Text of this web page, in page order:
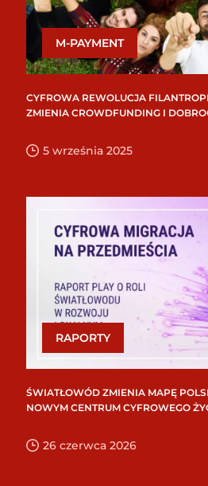
M-PAYMENT
CYFROWA REWOLUCJA
ZMIENIA CROWDFUNDING I
5 września 2025
RAPORTY
ŚWIATŁOWÓD ZMIENIA MAPĘ
NOWYM CENTRUM CYFROWEGO
26 czerwca 2026